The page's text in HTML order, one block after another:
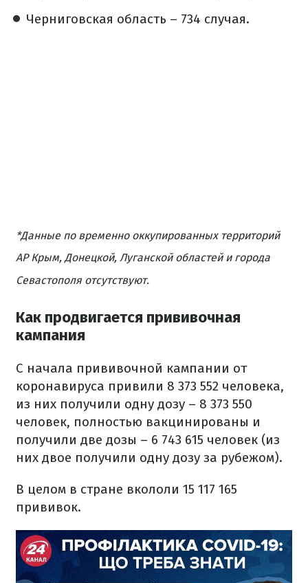
Черниговская область – 734 случая.
*Данные по временно оккупированных территорий
АР Крым, Донецкой, Луганской областей и города
Севастополя отсутствуют.
Как продвигается прививочная
кампания
С начала прививочной кампании от
коронавируса привили 8 373 552 человека,
из них получили одну дозу – 8 373 550
человек, полностью вакцинированы и
получили две дозы – 6 743 615 человек (из
них двое получили одну дозу за рубежом).
В целом в стране вкололи 15 117 165
прививок.